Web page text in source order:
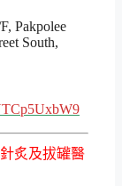
Pakpolee
South,
炙及拔罐醫